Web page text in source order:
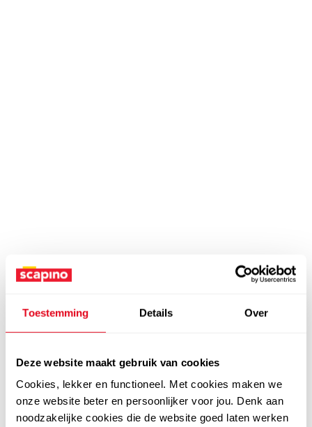
Toestemming Details Over
Deze website maakt gebruik van cookies
Cookies, lekker en functioneel. Met cookies maken we
onze website beter en persoonlijker voor jou. Denk aan
noodzakelijke cookies die de website goed laten werken